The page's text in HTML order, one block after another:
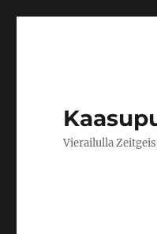
Vierailulla